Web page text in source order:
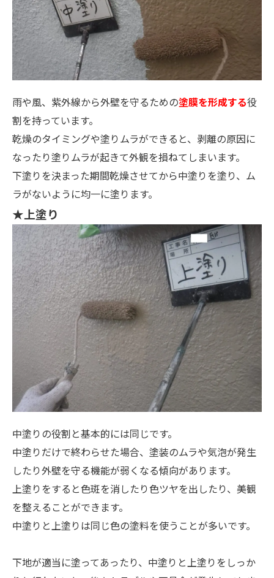
雨や風、紫外線から外壁を守るための塗膜を形成する役
割を持っています。
乾燥のタイミングや塗りムラができると、剥離の原因に
なったり塗りムラが起きて外観を損ねてしまいます。
下塗りを決まった期間乾燥させてから中塗りを塗り、ム
ラがないように均一に塗ります。
★上塗り
中塗りの役割と基本的には同じです。
中塗りだけで終わらせた場合、塗装のムラや気泡が発生
したり外壁を守る機能が弱くなる傾向があります。
上塗りをすると色斑を消したり色ツヤを出したり、美観
を整えることができます。
中塗りと上塗りは同じ色の塗料を使うことが多いです。
下地が適当に塗ってあったり、中塗りと上塗りをしっか